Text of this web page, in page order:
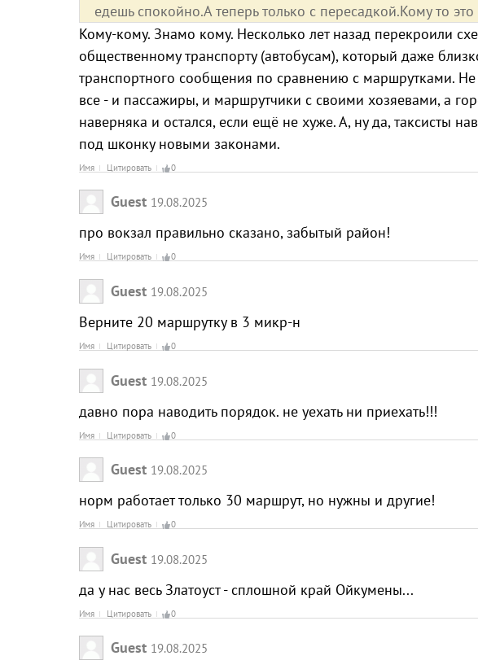
едешь спокойно.А теперь только с пересадкой.Кому то
Кому-кому. Знамо кому. Несколько лет назад перекроили
общественному транспорту (автобусам), который даже
транспортного сообщения по сравнению с маршрутками.
все - и пассажиры, и маршрутчики с своими хозяевами, а
наверняка и остался, если ещё не хуже. А, ну да, таксисты
под шконку новыми законами.
Имя Цитировать 0
Guest 19.08.2025
про вокзал правильно сказано, забытый район!
Имя Цитировать 0
Guest 19.08.2025
Верните 20 маршрутку в 3 микр-н
Имя Цитировать 0
Guest 19.08.2025
давно пора наводить порядок. не уехать ни приехать!!!
Имя Цитировать 0
Guest 19.08.2025
норм работает только 30 маршрут, но нужны и другие!
Имя Цитировать 0
Guest 19.08.2025
да у нас весь Златоуст - сплошной край Ойкумены...
Имя Цитировать 0
Guest 19.08.2025